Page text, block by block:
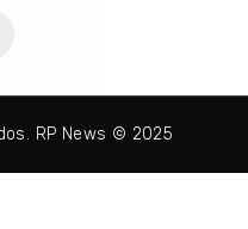
RP News © 2025